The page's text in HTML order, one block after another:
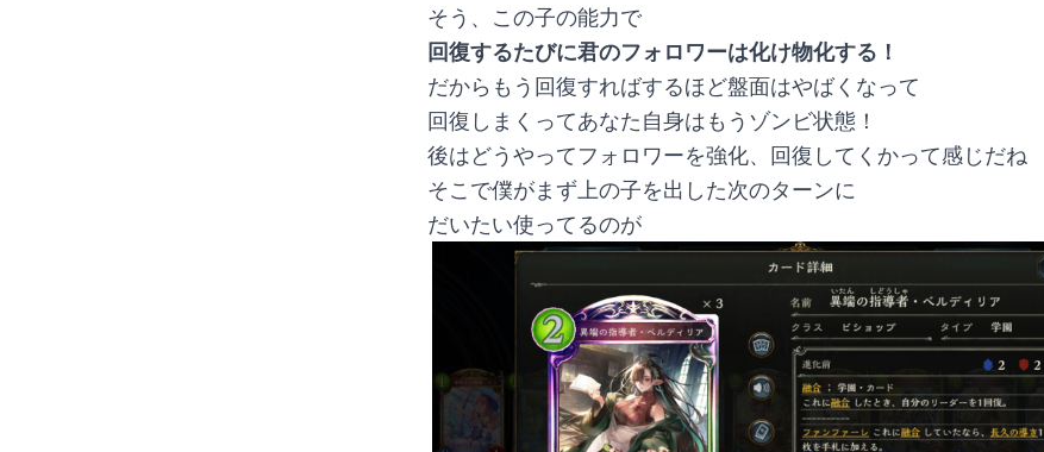
そう、この子の能力で
回復するたびに君のフォロワーは化け物化する！
だからもう回復すればするほど盤面はやばくなって
回復しまくってあなた自身はもうゾンビ状態！
後はどうやってフォロワーを強化、回復してくかって感じだね
そこで僕がまず上の子を出した次のターンに
だいたい使ってるのが